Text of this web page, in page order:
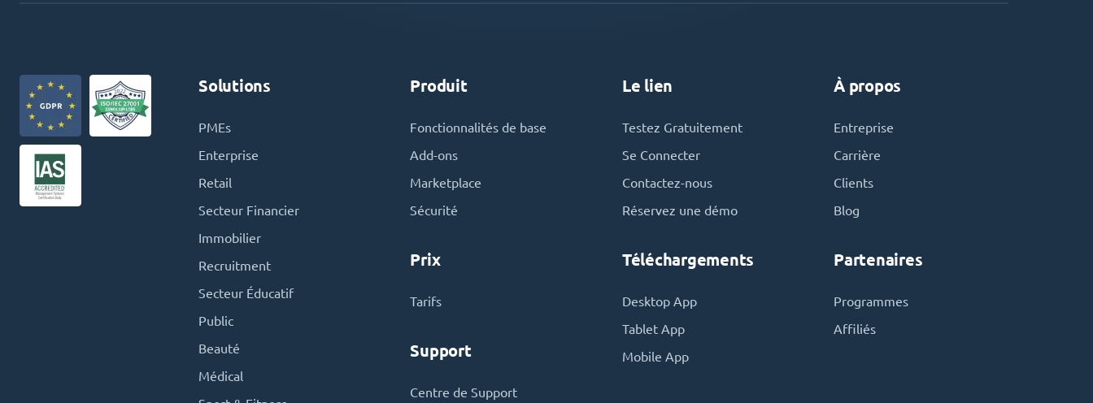
Solutions
PMEs
Enterprise
Retail
Secteur Financier
Immobilier
Recruitment
Secteur Éducatif
Public
Beauté
Médical
Produit
Fonctionnalités de base
Add-ons
Marketplace
Sécurité
Prix
Tarifs
Support
Centre de Support
Le lien
Testez Gratuitement
Se Connecter
Contactez-nous
Réservez une démo
Téléchargements
Desktop App
Tablet App
Mobile App
À propos
Entreprise
Carrière
Clients
Blog
Partenaires
Programmes
Affiliés